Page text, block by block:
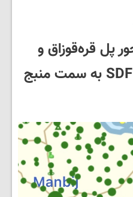
پل قره‌قوزاق و
سد تشرین؛ نیروهای SDF به سمت منبج